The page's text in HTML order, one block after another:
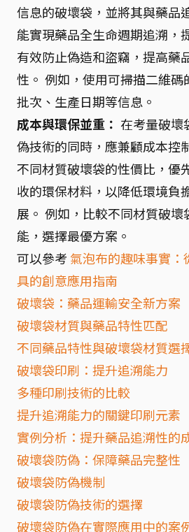
信息的破壞袋，並將其與藥品
能實現藥品全生命週期追溯，
有效防止偽造和盜竊，提高藥
性。 例如，使用可掃描二維
批次、生產日期等信息。
成本與環保並重： 在考量破壞
偽技術的同時，應兼顧成本控
不同材質破壞袋的性價比，優
收的環保材料，以降低環境負
展。 例如，比較不同材質破壞
能，選擇最優方案。
可以參考 氣泡布的趣味事實
具的創意應用指南
破壞袋：藥品運輸安全新方案
破壞袋材質與藥品特性匹配
不同藥品特性與破壞袋材質選
破壞袋印刷：提升追溯能力
多種印刷技術的比較
提升追溯能力的關鍵印刷元素
實例分析：提升藥品追溯性的
破壞袋防偽：保障藥品完整性
破壞袋防偽機制
破壞袋防偽技術的選擇
破壞袋防偽在實際應用中的案